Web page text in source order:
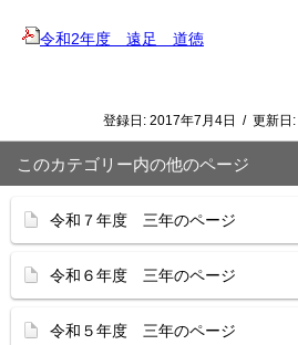
令和2年度 遠足 道徳
登録日: 2017年7月4日 / 更新日:
このカテゴリー内の他のページ
令和７年度 三年のページ
令和６年度 三年のページ
令和５年度 三年のページ